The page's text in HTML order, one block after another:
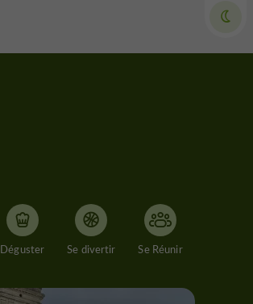
Déguster Se divertir Se Réunir